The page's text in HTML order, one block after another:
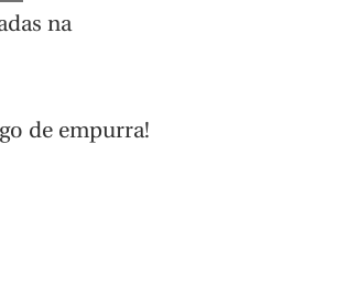
na
de empurra!